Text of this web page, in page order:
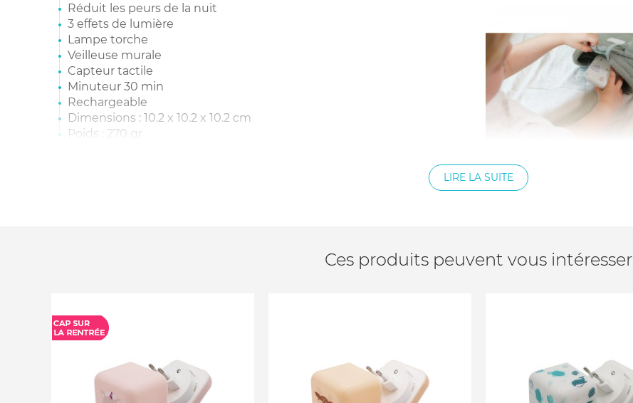
Réduit les peurs de la nuit
3 effets de lumière
Lampe torche
Veilleuse murale
Capteur tactile
Minuteur 30 min
Rechargeable
Dimensions : 10.2 x 10.2 x 10.2 cm
Poids : 270 gr
LIRE LA SUITE
Ces produits peuvent vous intéresser